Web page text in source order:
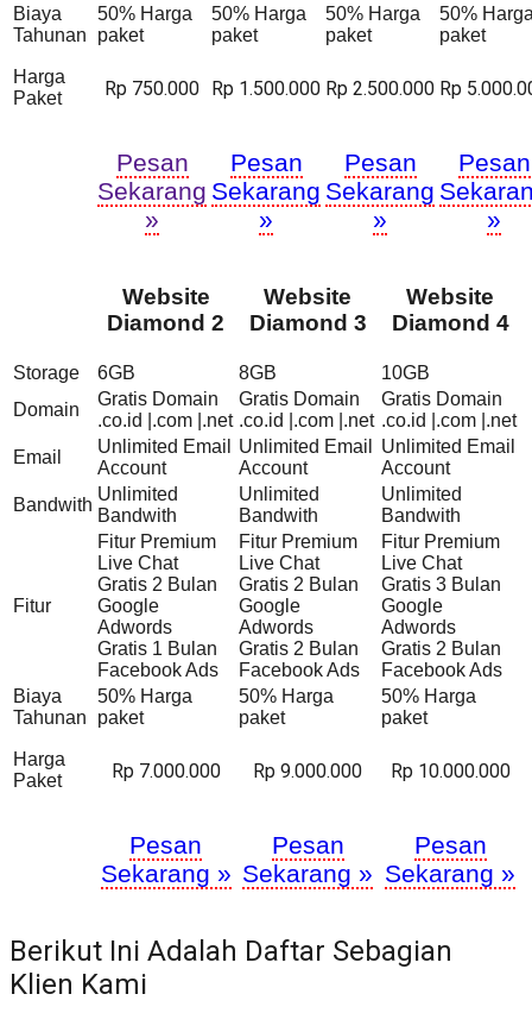
Biaya
Tahunan
50% Harga
paket
50% Harga
paket
50% Harga
paket
50%
paket
Harga
Paket
Rp 750.000 Rp 1.500.000 Rp 2.500.000 Rp
Pesan
Sekarang
»
Pesan
Sekarang
»
Pesan
Sekarang
»
Pesan
»
Website
Diamond 2
Website
Diamond 3
Website
Diamond 4
Storage 6GB 8GB
10GB
Domain
Gratis Domain
.co.id |.com |.net
Gratis Domain
.co.id |.com |.net
Gratis Domain
.co.id |.com |.net
Email
Unlimited Email
Account
Unlimited Email
Account
Unlimited Email
Account
Bandwith
Unlimited
Bandwith
Unlimited
Bandwith
Unlimited
Bandwith
Fitur
Fitur Premium
Live Chat
Gratis 2 Bulan
Google
Adwords
Gratis 1 Bulan
Facebook Ads
Fitur Premium
Live Chat
Gratis 2 Bulan
Google
Adwords
Gratis 2 Bulan
Facebook Ads
Fitur Premium
Live Chat
Gratis 3 Bulan
Google
Adwords
Gratis 2 Bulan
Facebook Ads
Biaya
Tahunan
50% Harga
paket
50% Harga
paket
50% Harga
paket
Harga
Paket
Rp 7.000.000 Rp 9.000.000 Rp 10.000.000
Pesan
Sekarang »
Pesan
Sekarang »
Pesan
Sekarang »
Berikut Ini Adalah Daftar Sebagian
Klien Kami